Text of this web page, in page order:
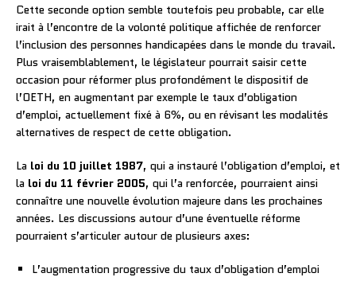
Cette seconde option semble toutefois peu probable, car elle
irait à l’encontre de la volonté politique affichée de renforcer
l’inclusion des personnes handicapées dans le monde du travail.
Plus vraisemblablement, le législateur pourrait saisir cette
occasion pour réformer plus profondément le dispositif de
l’OETH, en augmentant par exemple le taux d’obligation
d’emploi, actuellement fixé à 6%, ou en révisant les modalités
alternatives de respect de cette obligation.
La loi du 10 juillet 1987, qui a instauré l’obligation d’emploi, et
la loi du 11 février 2005, qui l’a renforcée, pourraient ainsi
connaître une nouvelle évolution majeure dans les prochaines
années. Les discussions autour d’une éventuelle réforme
pourraient s’articuler autour de plusieurs axes:
L’augmentation progressive du taux d’obligation d’emploi